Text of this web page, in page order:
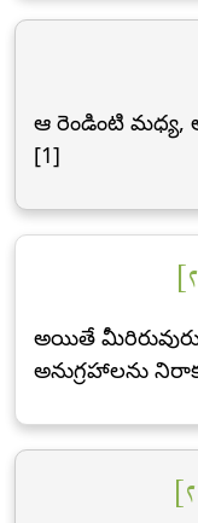
ఆ రెండింటి మధ్య,
[1]
అయితే
అనుగ్రహాలను